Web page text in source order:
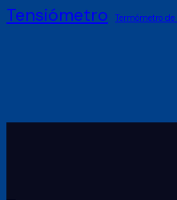
Tensiómetro Termómetro